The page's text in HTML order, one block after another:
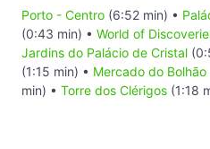
Porto - Centro (6:52 min) •
(0:43 min) • World of
Jardins do Palácio de Cristal
(1:15 min) • Mercado do Bolhão
min) • Torre dos Clérigos (1:18